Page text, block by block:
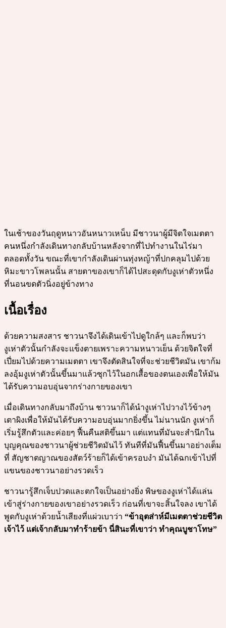
ในเช้าของวันฤดูหนาวอันหนาวเหน็บ มีชาวนาผู้มีจิตใจเมตตา
คนหนึ่งกำลังเดินทางกลับบ้านหลังจากที่ไปทำงานในไร่มา
ตลอดทั้งวัน ขณะที่เขากำลังเดินผ่านทุ่งหญ้าที่ปกคลุมไปด้วย
หิมะขาวโพลนนั้น สายตาของเขาก็ได้ไปสะดุดกับงูเห่าตัวหนึ่ง
ที่นอนขดตัวนิ่งอยู่ข้างทาง
เนื้อเรื่อง
ด้วยความสงสาร ชาวนาจึงได้เดินเข้าไปดูใกล้ๆ และก็พบว่า
งูเห่าตัวนั้นกำลังจะแข็งตายเพราะความหนาวเย็น ด้วยจิตใจที่
เปี่ยมไปด้วยความเมตตา เขาจึงตัดสินใจที่จะช่วยชีวิตมัน เขาก้ม
ลงอุ้มงูเห่าตัวนั้นขึ้นมาแล้วซุกไว้ในอกเสื้อของตนเองเพื่อให้มัน
ได้รับความอบอุ่นจากร่างกายของเขา
เมื่อเดินทางกลับมาถึงบ้าน ชาวนาก็ได้นำงูเห่าไปวางไว้ข้างๆ
เตาผิงเพื่อให้มันได้รับความอบอุ่นมากยิ่งขึ้น ไม่นานนัก งูเห่าก็
เริ่มรู้สึกตัวและค่อยๆ ฟื้นคืนสติขึ้นมา แต่แทนที่มันจะสำนึกใน
บุญคุณของชาวนาผู้ช่วยชีวิตมันไว้ ทันทีที่มันฟื้นขึ้นมาอย่างเต็ม
ที่ สัญชาตญาณของสัตว์ร้ายก็ได้เข้าครอบงำ มันได้ฉกเข้าไปที่
แขนของชาวนาอย่างรวดเร็ว
ชาวนารู้สึกเจ็บปวดและตกใจเป็นอย่างยิ่ง พิษของงูเห่าได้แล่น
เข้าสู่ร่างกายของเขาอย่างรวดเร็ว ก่อนที่เขาจะสิ้นใจลง เขาได้
พูดกับงูเห่าด้วยน้ำเสียงที่แผ่วเบาว่า “ข้าอุตส่าห์มีเมตตาช่วยชีวิต
เจ้าไว้ แต่เจ้ากลับมาทำร้ายข้า นี่สินะที่เขาว่า ทำคุณบูชาโทษ”